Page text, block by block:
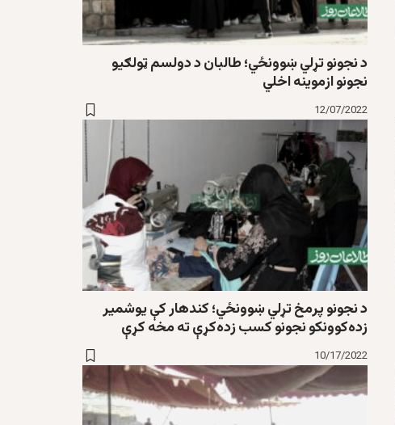
د نجونو تړلي ښوونځي؛ طالبان د دولسم ټولګیو
نجونو ازموینه اخلي
12/07/2022
د نجونو پرمخ تړلي ښوونځي؛ کندهار کې یوشمیر
زده‌کوونکو نجونو کسب زده‌کړې ته مخه کړې
10/17/2022